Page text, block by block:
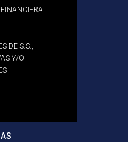
DE S.S.,
Y/O